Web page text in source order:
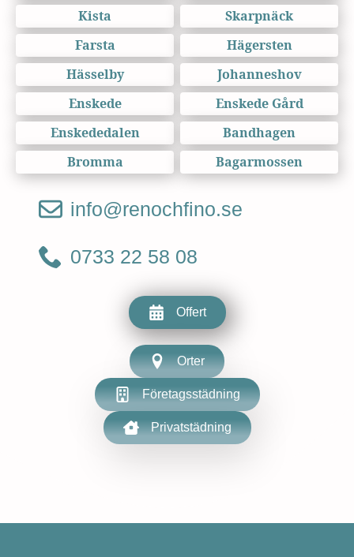
Kista
Skarpnäck
Farsta
Hägersten
Hässelby
Johanneshov
Enskede
Enskede Gård
Enskededalen
Bandhagen
Bromma
Bagarmossen
info@renochfino.se
0733 22 58 08
Offert
Orter
Företagsstädning
Privatstädning